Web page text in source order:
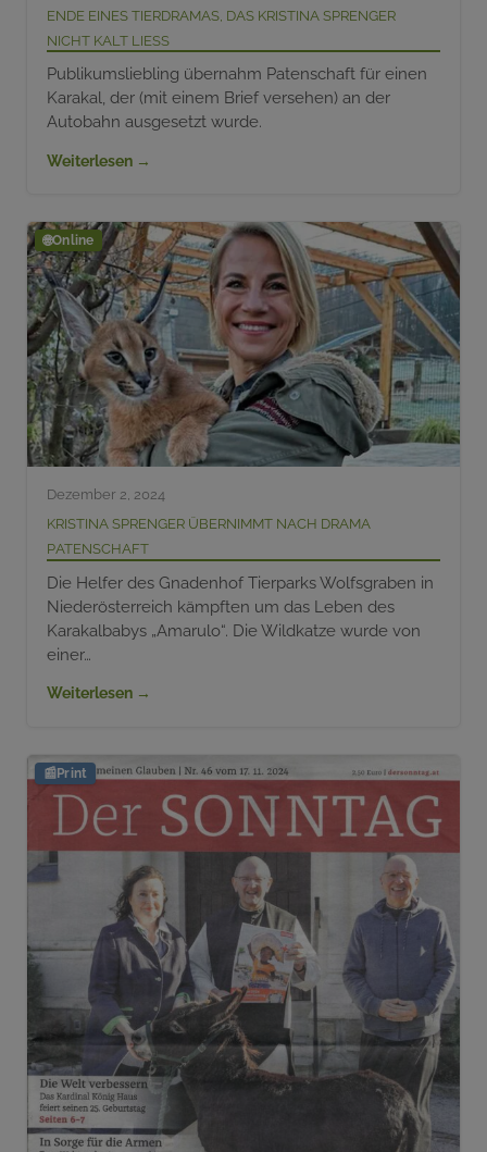
Ende eines Tierdramas, das Kristina Sprenger
nicht kalt ließ
Publikumsliebling übernahm Patenschaft für einen
Karakal, der (mit einem Brief versehen) an der
Autobahn ausgesetzt wurde.
Weiterlesen →
🌐Online
Dezember 2, 2024
Kristina Sprenger übernimmt nach Drama
Patenschaft
Die Helfer des Gnadenhof Tierparks Wolfsgraben in
Niederösterreich kämpften um das Leben des
Karakalbabys „Amarulo“. Die Wildkatze wurde von
einer…
Weiterlesen →
📰Print